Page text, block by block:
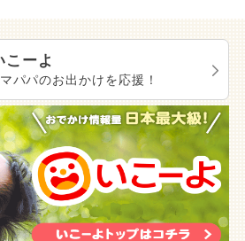
ーよ
パパのお出かけを応援！